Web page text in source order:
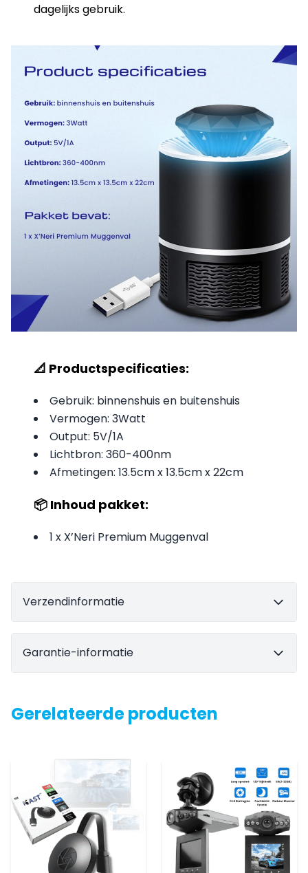
dagelijks gebruik.
📐 Productspecificaties:
Gebruik: binnenshuis en buitenshuis
Vermogen: 3Watt
Output: 5V/1A
Lichtbron: 360-400nm
Afmetingen: 13.5cm x 13.5cm x 22cm
📦 Inhoud pakket:
1 x X’Neri Premium Muggenval
Verzendinformatie
Garantie-informatie
Gerelateerde producten